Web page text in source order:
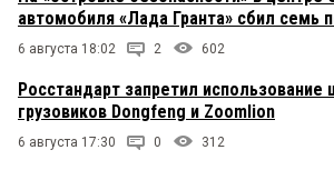
автомобиля «Лада Гранта» сбил семь
6 августа 18:02 2 602
Росстандарт запретил
грузовиков Dongfeng и Zoomlion
6 августа 17:30 0 312